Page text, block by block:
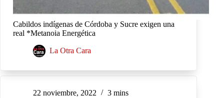
Cabildos indígenas de Córdoba y Sucre exigen una
real *Metanoia Energética
La Otra Cara
22 noviembre, 2022 3 mins